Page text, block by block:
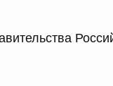
Федерации